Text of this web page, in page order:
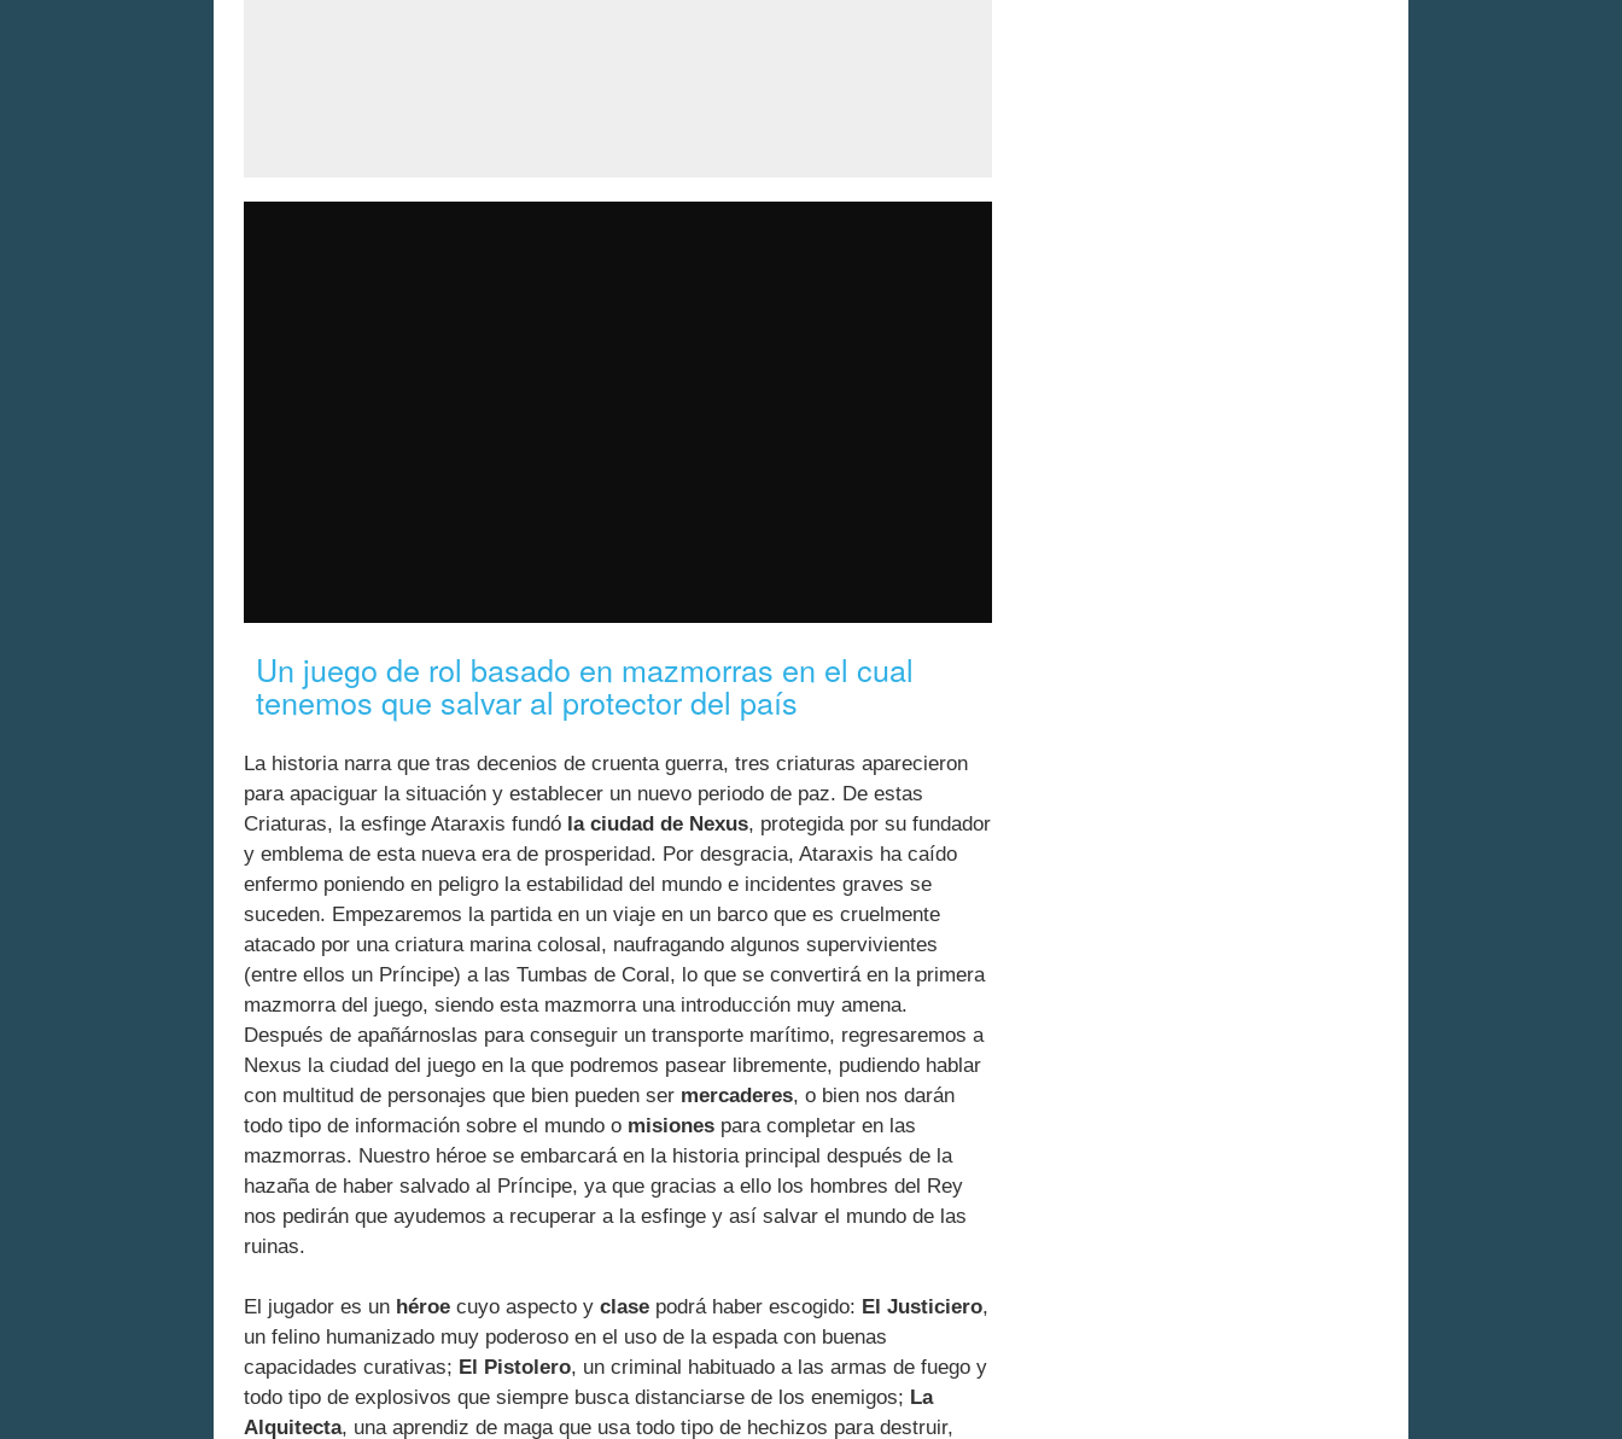
Un juego de rol basado en mazmorras en el cual
tenemos que salvar al protector del país
La historia narra que tras decenios de cruenta guerra, tres criaturas aparecieron
para apaciguar la situación y establecer un nuevo periodo de paz. De estas
Criaturas, la esfinge Ataraxis fundó la ciudad de Nexus, protegida por su fundador
y emblema de esta nueva era de prosperidad. Por desgracia, Ataraxis ha caído
enfermo poniendo en peligro la estabilidad del mundo e incidentes graves se
suceden. Empezaremos la partida en un viaje en un barco que es cruelmente
atacado por una criatura marina colosal, naufragando algunos supervivientes
(entre ellos un Príncipe) a las Tumbas de Coral, lo que se convertirá en la primera
mazmorra del juego, siendo esta mazmorra una introducción muy amena.
Después de apañárnoslas para conseguir un transporte marítimo, regresaremos a
Nexus la ciudad del juego en la que podremos pasear libremente, pudiendo hablar
con multitud de personajes que bien pueden ser mercaderes, o bien nos darán
todo tipo de información sobre el mundo o misiones para completar en las
mazmorras. Nuestro héroe se embarcará en la historia principal después de la
hazaña de haber salvado al Príncipe, ya que gracias a ello los hombres del Rey
nos pedirán que ayudemos a recuperar a la esfinge y así salvar el mundo de las
ruinas.
El jugador es un héroe cuyo aspecto y clase podrá haber escogido: El Justiciero,
un felino humanizado muy poderoso en el uso de la espada con buenas
capacidades curativas; El Pistolero, un criminal habituado a las armas de fuego y
todo tipo de explosivos que siempre busca distanciarse de los enemigos; La
Alquitecta, una aprendiz de maga que usa todo tipo de hechizos para destruir,